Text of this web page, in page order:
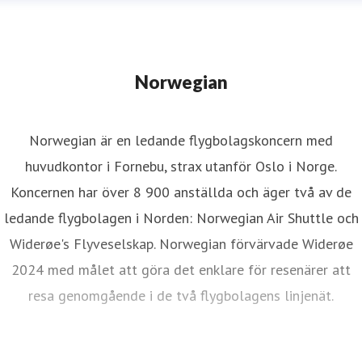
Norwegian
Norwegian är en ledande flygbolagskoncern med
huvudkontor i Fornebu, strax utanför Oslo i Norge.
Koncernen har över 8 900 anställda och äger två av de
ledande flygbolagen i Norden: Norwegian Air Shuttle och
Widerøe's Flyveselskap. Norwegian förvärvade Widerøe
2024 med målet att göra det enklare för resenärer att
resa genomgående i de två flygbolagens linjenät.